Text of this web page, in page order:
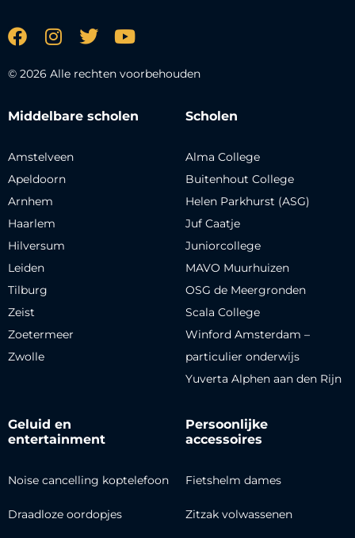
© 2026 Alle rechten voorbehouden
Middelbare scholen
Amstelveen
Apeldoorn
Arnhem
Haarlem
Hilversum
Leiden
Tilburg
Zeist
Zoetermeer
Zwolle
Scholen
Alma College
Buitenhout College
Helen Parkhurst (ASG)
Juf Caatje
Juniorcollege
MAVO Muurhuizen
OSG de Meergronden
Scala College
Winford Amsterdam –
particulier onderwijs
Yuverta Alphen aan den Rijn
Geluid en
entertainment
Noise cancelling koptelefoon
Draadloze oordopjes
Persoonlijke
accessoires
Fietshelm dames
Zitzak volwassenen